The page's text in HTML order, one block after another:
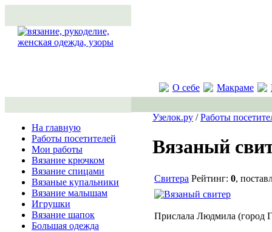
О себе Макраме
На главную
Работы посетителей
Мои работы
Вязание крючком
Вязание спицами
Вязаные купальники
Вязание малышам
Игрушки
Вязание шапок
Большая одежда
Узелок.ру /Работы
Вязаный
Свитера Рейтинг: 0,
Прислала Людмила (город